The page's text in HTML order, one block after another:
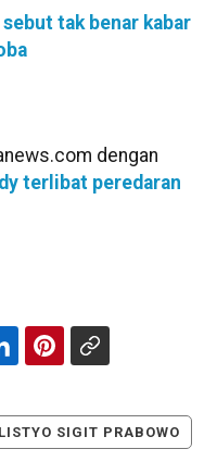
tak benar kabar
dengan
terlibat peredaran
LISTYO SIGIT PRABOWO